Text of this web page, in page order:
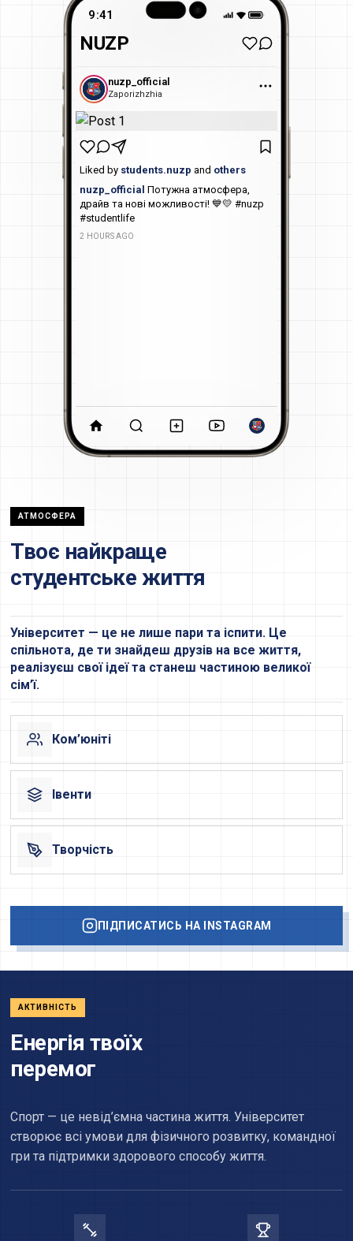
Твоє найкраще
студентське життя
Університет — це не лише пари та іспити. Це
спільнота, де ти знайдеш друзів на все життя,
реалізуєш свої ідеї та станеш частиною великої
сім’ї.
Ком’юніті
Івенти
Творчість
ПІДПИСАТИСЬ НА INSTAGRAM
9:41
NUZP
nuzp_official
Liked by students.nuzp
nuzp_official
Потужна атмосфера,
драйв та нові можливості! 💙💛 #nuzp
Енергія твоїх
перемог
Спорт — це невід’ємна частина життя. Університет
створює всі умови для фізичного розвитку, командної
гри та підтримки здорового способу життя.